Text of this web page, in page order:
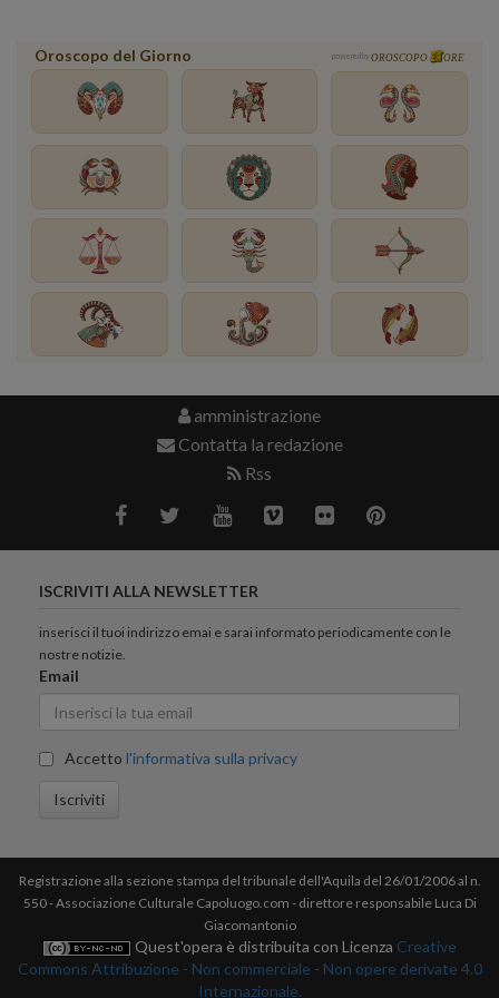
Oroscopo del Giorno powered by OROSCOPO ORE
amministrazione
Contatta la redazione
Rss
ISCRIVITI ALLA NEWSLETTER
inserisci il tuoi indirizzo emai e sarai informato periodicamente con le
nostre notizie.
Email
Accetto l'informativa sulla privacy
Iscriviti
Registrazione alla sezione stampa del tribunale dell'Aquila del 26/01/2006 al n.
550 - Associazione Culturale Capoluogo.com - direttore responsabile Luca Di
Giacomantonio
Quest'opera è distribuita con Licenza Creative
Commons Attribuzione - Non commerciale - Non opere derivate 4.0
Internazionale.